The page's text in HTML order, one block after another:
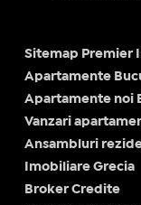
Sitemap Premier
Apartamente
Apartamente noi
Vanzari
Ansambluri
Imobiliare Grecia
Broker Credite